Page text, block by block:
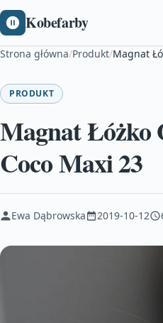
Kobefarby
Strona główna/Produkt/Magnat
PRODUKT
Magnat Łóżko
Coco Maxi 23
Ewa Dąbrowska 2019-10-12